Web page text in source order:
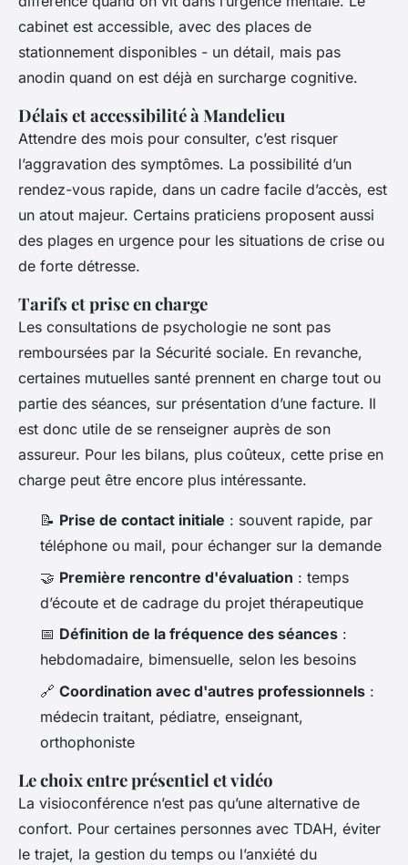
cabinet est accessible, avec des places de
stationnement disponibles - un détail, mais pas
anodin quand on est déjà en surcharge cognitive.
Délais et accessibilité à Mandelieu
Attendre des mois pour consulter, c’est risquer
l’aggravation des symptômes. La possibilité d’un
rendez-vous rapide, dans un cadre facile d’accès, est
un atout majeur. Certains praticiens proposent aussi
des plages en urgence pour les situations de crise ou
de forte détresse.
Tarifs et prise en charge
Les consultations de psychologie ne sont pas
remboursées par la Sécurité sociale. En revanche,
certaines mutuelles santé prennent en charge tout ou
partie des séances, sur présentation d’une facture. Il
est donc utile de se renseigner auprès de son
assureur. Pour les bilans, plus coûteux, cette prise en
charge peut être encore plus intéressante.
📝 Prise de contact initiale : souvent rapide, par
téléphone ou mail, pour échanger sur la demande
🤝 Première rencontre d'évaluation : temps
d’écoute et de cadrage du projet thérapeutique
📅 Définition de la fréquence des séances :
hebdomadaire, bimensuelle, selon les besoins
🔗 Coordination avec d'autres professionnels :
médecin traitant, pédiatre, enseignant,
orthophoniste
Le choix entre présentiel et vidéo
La visioconférence n’est pas qu’une alternative de
confort. Pour certaines personnes avec TDAH, éviter
le trajet, la gestion du temps ou l’anxiété du